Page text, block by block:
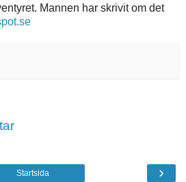
Mannen har skrivit om det
›
Startsida